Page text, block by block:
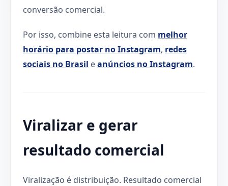
conversão comercial.
Por isso, combine esta leitura com melhor
horário para postar no Instagram, redes
sociais no Brasil eanúncios no Instagram.
Viralizar e gerar
resultado comercial
Viralização é distribuição. Resultado comercial